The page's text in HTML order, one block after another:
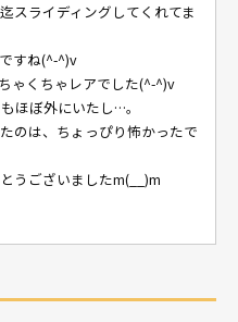
スライディングしてくれてま
すね(^-^)v
ゃくちゃレアでした(^-^)v
ほぼ外にいたし…。
のは、ちょっぴり怖かったで
うございましたm(__)m